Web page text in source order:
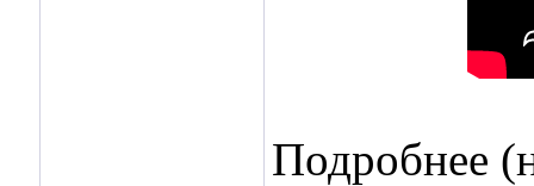
Подробнее